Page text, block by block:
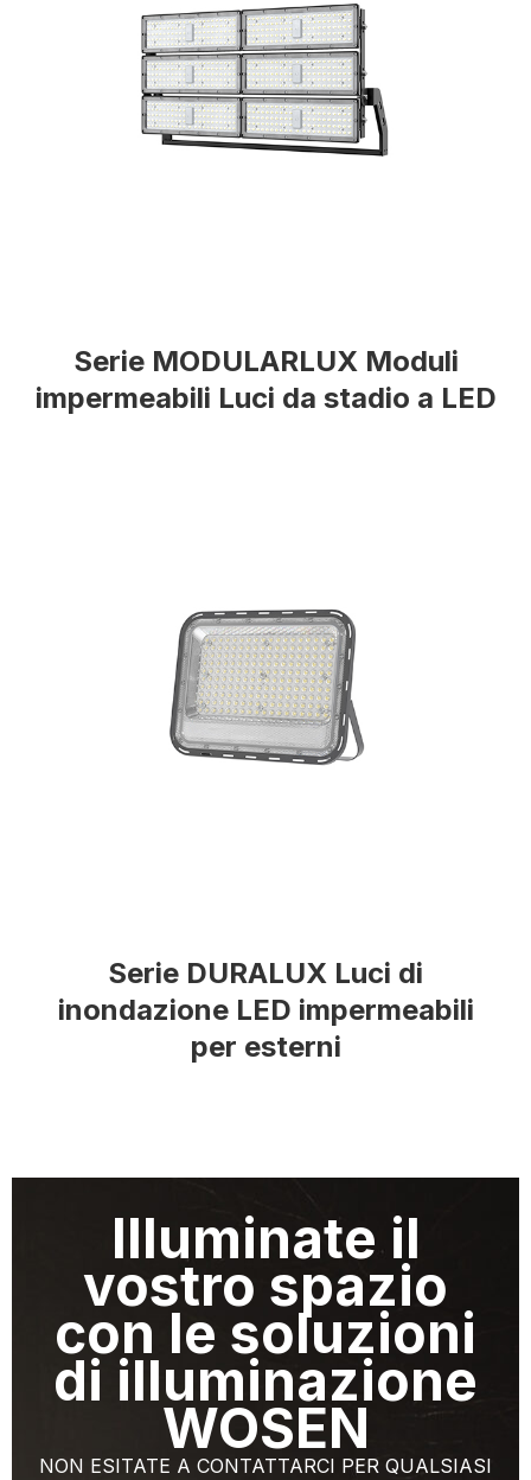
Serie MODULARLUX Moduli
impermeabili Luci da stadio a LED
Serie DURALUX Luci di
inondazione LED impermeabili
per esterni
Illuminate il
vostro spazio
con le soluzioni
di illuminazione
WOSEN
NON ESITATE A CONTATTARCI PER QUALSIASI